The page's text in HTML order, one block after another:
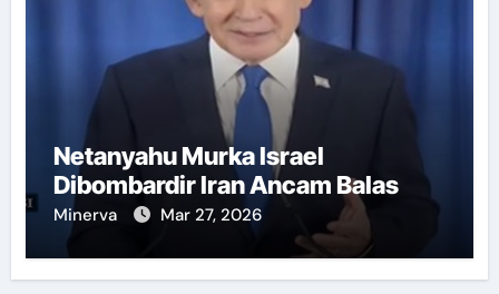
Netanyahu Murka Israel
Dibombardir Iran Ancam Balas
Minerva Mar 27, 2026